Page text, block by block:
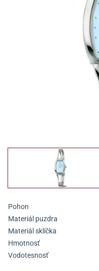
Pohon
Materiál puzdra
Materiál sklíčka
Hmotnosť
Vodotesnosť